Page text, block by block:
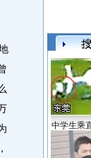
中学生乘